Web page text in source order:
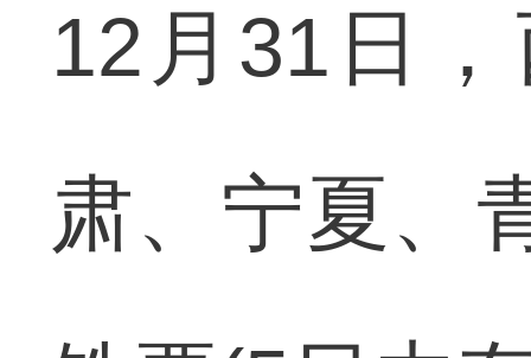
12月31日
肃、宁夏、